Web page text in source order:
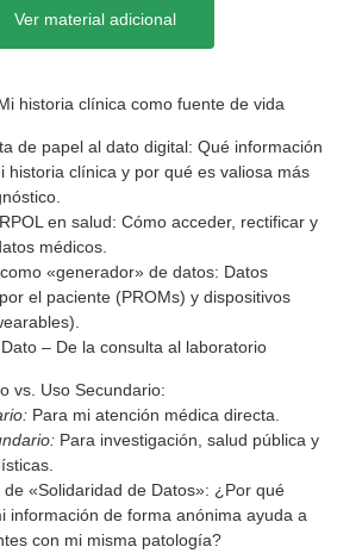
Ver material adicional
historia clínica como fuente de vida
de papel al dato digital: Qué información
historia clínica y por qué es valiosa más
en salud: Cómo acceder, rectificar y
médicos.
«generador» de datos: Datos
el paciente (PROMs) y dispositivos
– De la consulta al laboratorio
vs. Uso Secundario:
Para mi atención médica directa.
Para investigación, salud pública y
de «Solidaridad de Datos»: ¿Por qué
información de forma anónima ayuda a
con mi misma patología?